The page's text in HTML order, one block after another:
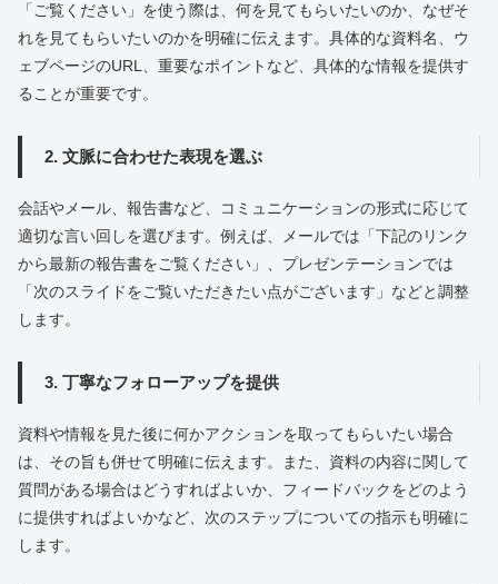
「ご覧ください」を使う際は、何を見てもらいたいのか、なぜそ
れを見てもらいたいのかを明確に伝えます。具体的な資料名、ウ
ェブページのURL、重要なポイントなど、具体的な情報を提供す
ることが重要です。
2. 文脈に合わせた表現を選ぶ
会話やメール、報告書など、コミュニケーションの形式に応じて
適切な言い回しを選びます。例えば、メールでは「下記のリンク
から最新の報告書をご覧ください」、プレゼンテーションでは
「次のスライドをご覧いただきたい点がございます」などと調整
します。
3. 丁寧なフォローアップを提供
資料や情報を見た後に何かアクションを取ってもらいたい場合
は、その旨も併せて明確に伝えます。また、資料の内容に関して
質問がある場合はどうすればよいか、フィードバックをどのよう
に提供すればよいかなど、次のステップについての指示も明確に
します。